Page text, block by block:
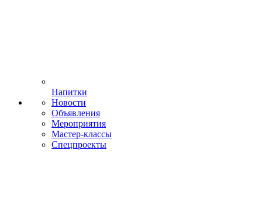
Напитки
Новости
Объявления
Мероприятия
Мастер-классы
Спецпроекты